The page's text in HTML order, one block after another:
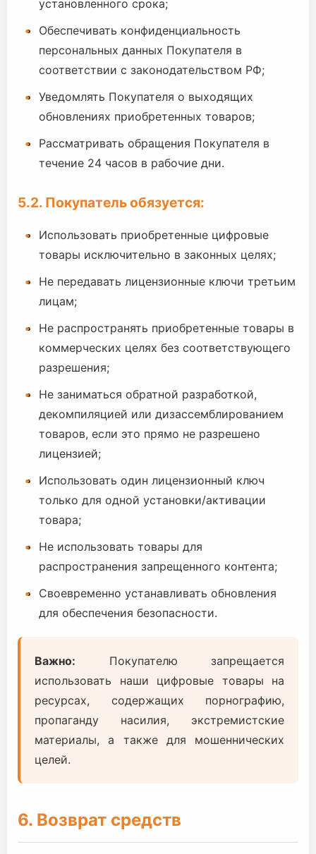
установленного срока;
Обеспечивать конфиденциальность
персональных данных Покупателя в
соответствии с законодательством РФ;
Уведомлять Покупателя о выходящих
обновлениях приобретенных товаров;
Рассматривать обращения Покупателя в
течение 24 часов в рабочие дни.
5.2. Покупатель обязуется:
Использовать приобретенные цифровые
товары исключительно в законных целях;
Не передавать лицензионные ключи третьим
лицам;
Не распространять приобретенные товары в
коммерческих целях без соответствующего
разрешения;
Не заниматься обратной разработкой,
декомпиляцией или дизассемблированием
товаров, если это прямо не разрешено
лицензией;
Использовать один лицензионный ключ
только для одной установки/активации
товара;
Не использовать товары для
распространения запрещенного контента;
Своевременно устанавливать обновления
для обеспечения безопасности.
Важно: Покупателю запрещается
использовать наши цифровые товары на
ресурсах, содержащих порнографию,
пропаганду насилия, экстремистские
материалы, а также для мошеннических
целей.
6. Возврат средств